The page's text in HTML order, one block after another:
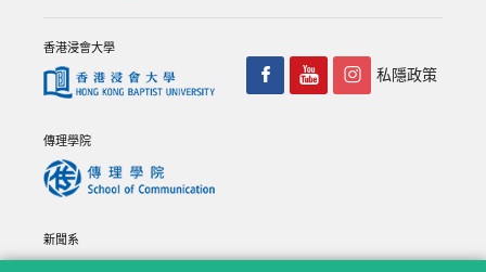
香港浸會大學
傳理學院
新聞系
私隱政策